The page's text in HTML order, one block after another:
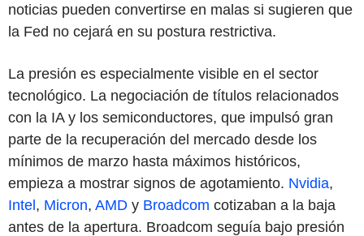
noticias pueden convertirse en malas si sugieren que
la Fed no cejará en su postura restrictiva.
La presión es especialmente visible en el sector
tecnológico. La negociación de títulos relacionados
con la IA y los semiconductores, que impulsó gran
parte de la recuperación del mercado desde los
mínimos de marzo hasta máximos históricos,
empieza a mostrar signos de agotamiento. Nvidia,
Intel, Micron, AMD y Broadcom cotizaban a la baja
antes de la apertura. Broadcom seguía bajo presión